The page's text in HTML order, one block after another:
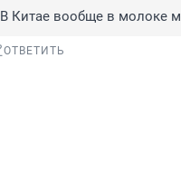
В Китае вообще в молоке
ОТВЕТИТЬ